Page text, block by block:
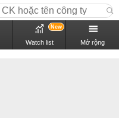
Watch list
New
Mở rộng